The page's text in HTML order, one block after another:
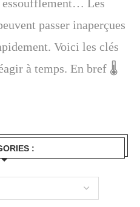
essoufflement… Les
passer inaperçues
Voici les clés
à temps. En bref 🌡️
: